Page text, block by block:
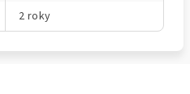
2 roky